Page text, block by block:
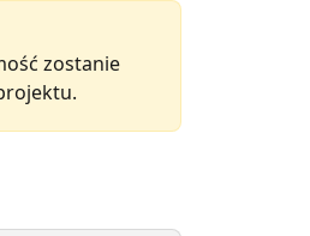
zostanie